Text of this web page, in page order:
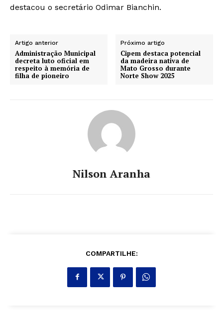
destacou o secretário Odimar Bianchin.
Artigo anterior
Administração Municipal
decreta luto oficial em
respeito à memória de
filha de pioneiro
Próximo artigo
Cipem destaca potencial
da madeira nativa de
Mato Grosso durante
Norte Show 2025
Nilson Aranha
COMPARTILHE: